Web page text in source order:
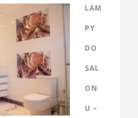
LAM
PY
DO
SAL
ON
U –